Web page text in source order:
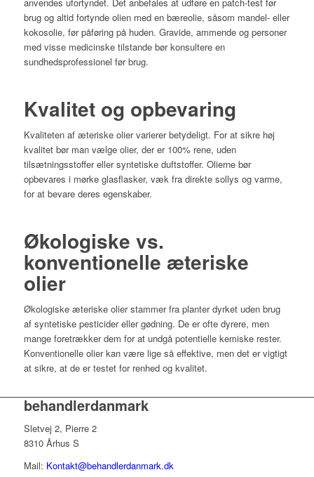
brug og altid fortynde olien med en bæreolie, såsom mandel- eller
kokosolie, før påføring på huden. Gravide, ammende og personer
med visse medicinske tilstande bør konsultere en
sundhedsprofessionel før brug.
Kvalitet og opbevaring
Kvaliteten af æteriske olier varierer betydeligt. For at sikre høj
kvalitet bør man vælge olier, der er 100% rene, uden
tilsætningsstoffer eller syntetiske duftstoffer. Olierne bør
opbevares i mørke glasflasker, væk fra direkte sollys og varme,
for at bevare deres egenskaber.
Økologiske vs.
konventionelle æteriske
olier
Økologiske æteriske olier stammer fra planter dyrket uden brug
af syntetiske pesticider eller gødning. De er ofte dyrere, men
mange foretrækker dem for at undgå potentielle kemiske rester.
Konventionelle olier kan være lige så effektive, men det er vigtigt
at sikre, at de er testet for renhed og kvalitet.
behandlerdanmark
Sletvej 2, Pierre 2
8310 Århus S
Mail: Kontakt@behandlerdanmark.dk